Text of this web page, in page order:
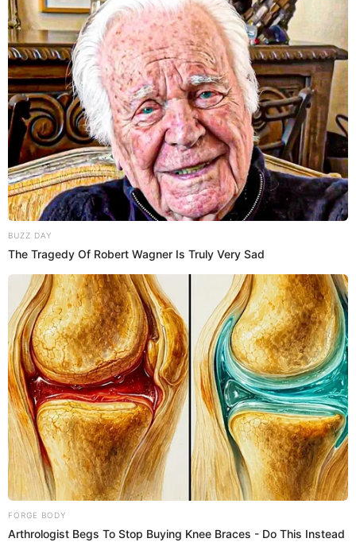
Copa Mundial de la FIFA
La versión que hoy en día todos conocemos, recibe ahora
el nombre deCopa Mundial de la FIFAy está activa desde
1974. Desde aquella fecha, solo Alemania, Argentina,
Italia, Brasil, Francia y España, han sido los países que
han levantado el vigente modelo, siendo la Selección
Alemana la que más veces la ha ganado por su tres títulos
en 1974, 1990 y 2014.